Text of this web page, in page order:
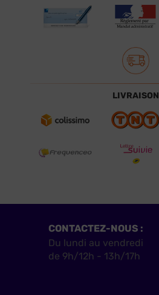
LIVRAISON
CONTACTEZ-NOUS :
Du lundi au vendredi
de 9h/12h - 13h/17h